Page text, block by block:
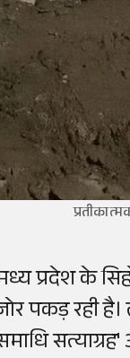
प्रदेश के
पकड़ रही